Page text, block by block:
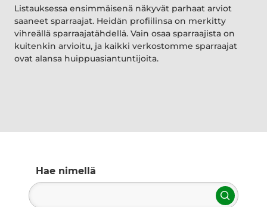
Listauksessa ensimmäisenä näkyvät parhaat arviot
saaneet sparraajat. Heidän profiilinsa on merkitty
vihreällä sparraajatähdellä. Vain osaa sparraajista on
kuitenkin arvioitu, ja kaikki verkostomme sparraajat
ovat alansa huippuasiantuntijoita.
Hae nimellä
Hae